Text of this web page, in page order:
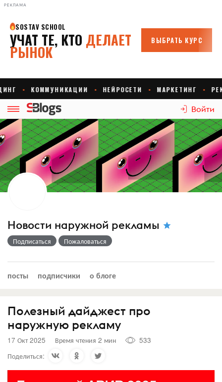
РЕКЛАМА
Войти
Новости наружной рекламы
Подписаться Пожаловаться
посты подписчики о блоге
Полезный дайджест про
наружную рекламу
17 Окт 2025 Время чтения 2 мин
533
Поделиться: